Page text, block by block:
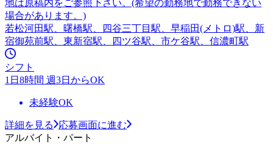
地は原稿内をご参照下さい。(希望の勤務地で勤務できない
場合があります。)
若松河田駅、曙橋駅、四谷三丁目駅、早稲田(メトロ)駅、新
宿御苑前駅、東新宿駅、四ツ谷駅、市ケ谷駅、信濃町駅
シフト
1日8時間 週3日からOK
未経験OK
詳細を見る
応募画面に進む
アルバイト・パート